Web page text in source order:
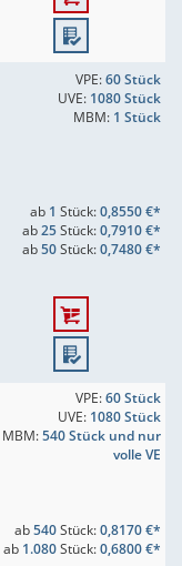
VPE:60 Stück
UVE: 1080 Stück
MBM: 1 Stück
ab 1 Stück:0,8550 €*
ab25Stück:0,7910 €*
ab50Stück:0,7480 €*
VPE:60 Stück
UVE: 1080 Stück
MBM:540 Stück und nur
volle VE
ab540Stück:0,8170 €*
ab 1.080Stück:0,6800 €*